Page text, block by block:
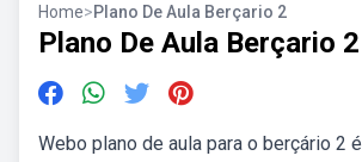
Home>Plano De Aula Berçario 2
Plano De Aula Berçario 2
Webo plano de aula para o berçário 2 é